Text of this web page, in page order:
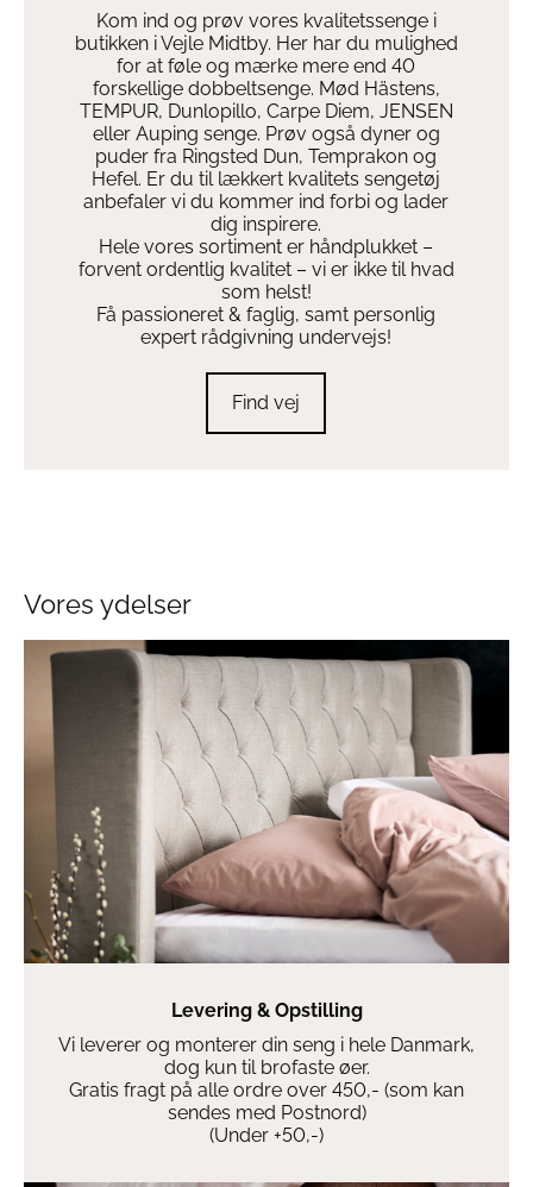
Kom ind og prøv vores kvalitetssenge i
butikken i Vejle Midtby. Her har du mulighed
for at føle og mærke mere end 40
forskellige dobbeltsenge. Mød Hästens,
TEMPUR, Dunlopillo, Carpe Diem, JENSEN
eller Auping senge. Prøv også dyner og
puder fra Ringsted Dun, Temprakon og
Hefel. Er du til lækkert kvalitets sengetøj
anbefaler vi du kommer ind forbi og lader
dig inspirere.
Hele vores sortiment er håndplukket –
forvent ordentlig kvalitet – vi er ikke til hvad
som helst!
Få passioneret & faglig, samt personlig
expert rådgivning undervejs!
Find vej
Vores ydelser
Levering & Opstilling
Vi leverer og monterer din seng i hele Danmark,
dog kun til brofaste øer.
Gratis fragt på alle ordre over 450,- (som kan
sendes med Postnord)
(Under +50,-)